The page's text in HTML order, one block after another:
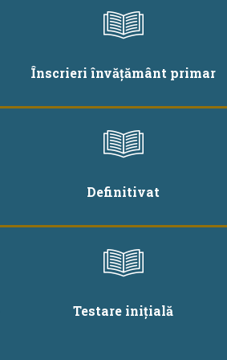
Înscrieri învățământ primar
Definitivat
Testare inițială